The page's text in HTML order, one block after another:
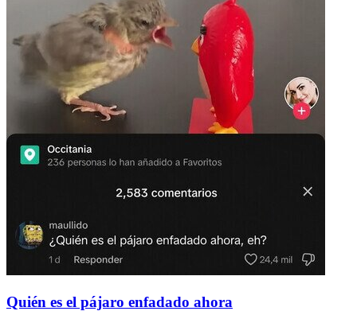
Quién es el pájaro enfadado ahora